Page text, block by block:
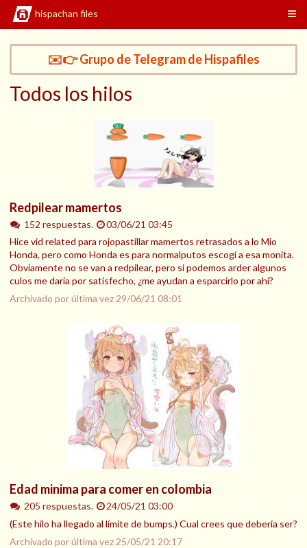
hispachan files
✉️👉 Grupo de Telegram de Hispafiles
Todos los hilos
Redpilear mamertos
152 respuestas.
03/06/21 03:45
Hice vid related para rojopastillar mamertos retrasados a lo Mio
Honda, pero como Honda es para normalputos escogí a esa monita.
Obviamente no se van a redpilear, pero si podemos arder algunos
culos me daría por satisfecho, ¿me ayudan a esparcirlo por ahí?
Archivado por última vez 29/06/21 08:01
Edad minima para comer en colombia
205 respuestas.
24/05/21 03:00
(Este hilo ha llegado al límite de bumps.) Cual crees que deberia ser?
Archivado por última vez 25/05/21 20:17